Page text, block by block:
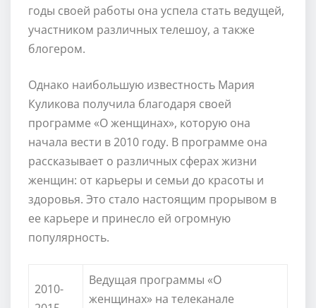
годы своей работы она успела стать ведущей,
участником различных телешоу, а также
блогером.
Однако наибольшую известность Мария
Куликова получила благодаря своей
программе «О женщинах», которую она
начала вести в 2010 году. В программе она
рассказывает о различных сферах жизни
женщин: от карьеры и семьи до красоты и
здоровья. Это стало настоящим прорывом в
ее карьере и принесло ей огромную
популярность.
2010-
Ведущая программы «О
женщинах» на телеканале